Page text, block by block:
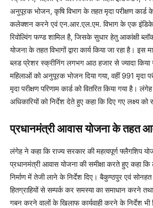
अनुपूरक भोजन, कृषि विभाग के तहत मृदा परीक्षण कार्ड
कलेक्शन करने एवं एन.आर.एल.एम. विभाग के एक
रिवोल्विंग फण्ड शामिल है, जिसके सुधार हेतु आकांक्षी
योजना के तहत विभागों द्वारा कार्य किया जा रहा है। इस
ब्लड प्रेशर स्क्रीनिंग लगभग आठ हजार से ज्यादा किया
महिलाओं को अनुपूरक भोजन दिया गया, वहीं 991 मृदा
मृदा परीक्षण परिणाम कार्ड को वितरित किया गया है।
अधिकारियों को निर्देश देते हुए कहा कि दिए गए लक्ष्य
प्रधानमंत्री आवास योजना के तहत
लंगेह ने कहा कि राज्य सरकार की महत्वपूर्ण फ्लैगशिप
प्रधानमंत्री आवास योजना की समीक्षा करते हुए कहा
निर्माण में तेजी लाने के निर्देश दिए। बैकुण्ठपुर एवं
हितग्राहियों से सम्पर्क कर समस्या का समाधान करने
गबन करने वालों के खिलाफ कार्यवाही करने के निर्देश भी